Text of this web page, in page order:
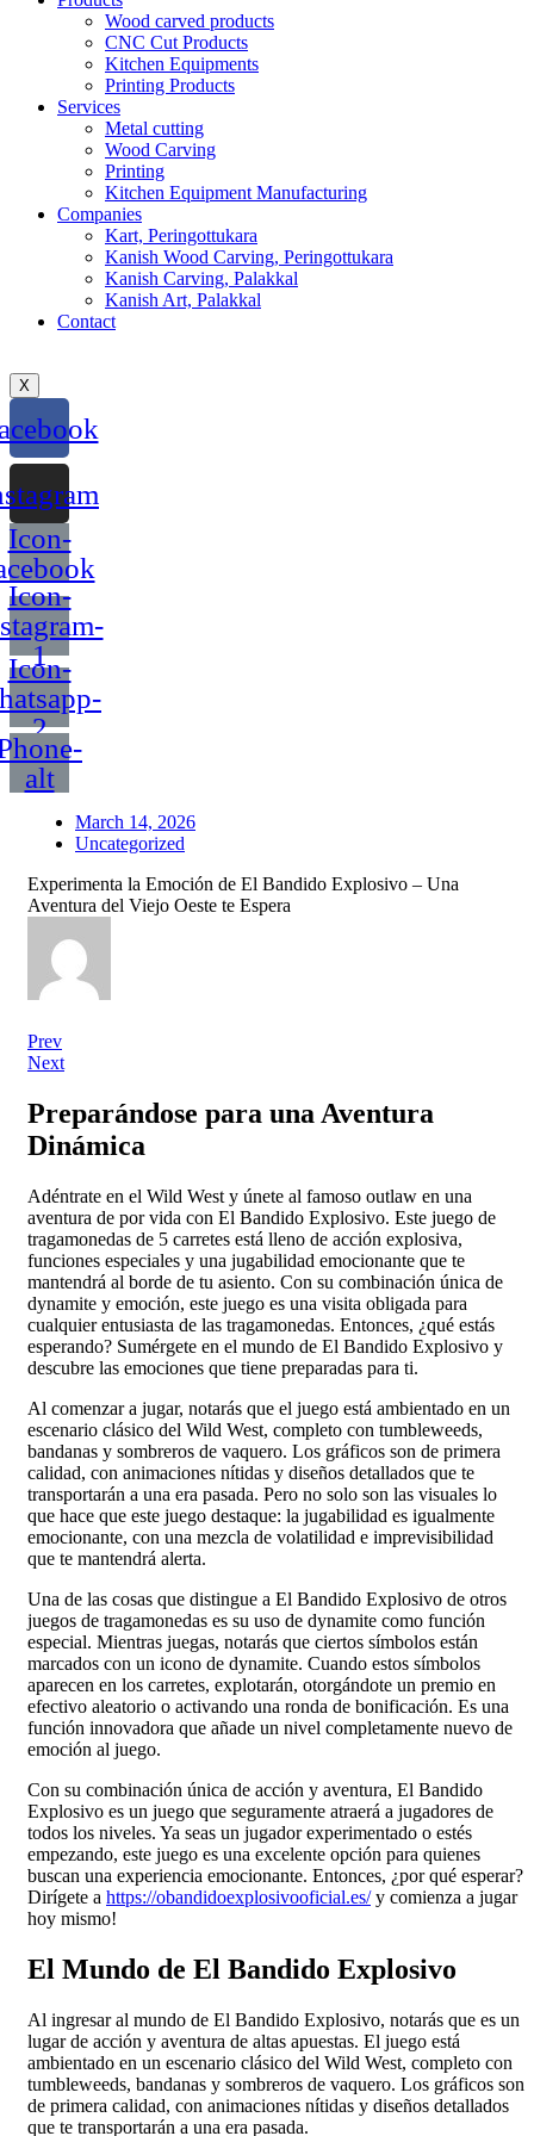
Wood carved products
CNC Cut Products
Kitchen Equipments
Printing Products
Services
Metal cutting
Wood Carving
Printing
Kitchen Equipment Manufacturing
Companies
Kart, Peringottukara
Kanish Wood Carving, Peringottukara
Kanish Carving, Palakkal
Kanish Art, Palakkal
Contact
X
Icon-
Icon-
1
Icon-
2
alt
March 14, 2026
Uncategorized
Experimenta la Emoción de El Bandido Explosivo – Una
Aventura del Viejo Oeste te Espera
Prev
Next
Preparándose para una Aventura
Dinámica
Adéntrate en el Wild West y únete al famoso outlaw en una
aventura de por vida con El Bandido Explosivo. Este juego de
tragamonedas de 5 carretes está lleno de acción explosiva,
funciones especiales y una jugabilidad emocionante que te
mantendrá al borde de tu asiento. Con su combinación única de
dynamite y emoción, este juego es una visita obligada para
cualquier entusiasta de las tragamonedas. Entonces, ¿qué estás
esperando? Sumérgete en el mundo de El Bandido Explosivo y
descubre las emociones que tiene preparadas para ti.
Al comenzar a jugar, notarás que el juego está ambientado en un
escenario clásico del Wild West, completo con tumbleweeds,
bandanas y sombreros de vaquero. Los gráficos son de primera
calidad, con animaciones nítidas y diseños detallados que te
transportarán a una era pasada. Pero no solo son las visuales lo
que hace que este juego destaque: la jugabilidad es igualmente
emocionante, con una mezcla de volatilidad e imprevisibilidad
que te mantendrá alerta.
Una de las cosas que distingue a El Bandido Explosivo de otros
juegos de tragamonedas es su uso de dynamite como función
especial. Mientras juegas, notarás que ciertos símbolos están
marcados con un icono de dynamite. Cuando estos símbolos
aparecen en los carretes, explotarán, otorgándote un premio en
efectivo aleatorio o activando una ronda de bonificación. Es una
función innovadora que añade un nivel completamente nuevo de
emoción al juego.
Con su combinación única de acción y aventura, El Bandido
Explosivo es un juego que seguramente atraerá a jugadores de
todos los niveles. Ya seas un jugador experimentado o estés
empezando, este juego es una excelente opción para quienes
buscan una experiencia emocionante. Entonces, ¿por qué esperar?
Dirígete a https://obandidoexplosivooficial.es/y comienza a jugar
hoy mismo!
El Mundo de El Bandido Explosivo
Al ingresar al mundo de El Bandido Explosivo, notarás que es un
lugar de acción y aventura de altas apuestas. El juego está
ambientado en un escenario clásico del Wild West, completo con
tumbleweeds, bandanas y sombreros de vaquero. Los gráficos son
de primera calidad, con animaciones nítidas y diseños detallados
que te transportarán a una era pasada.